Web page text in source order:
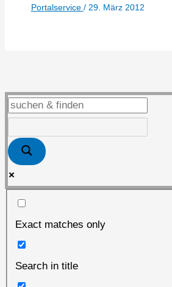
Portalservice / 29. März 2012
Exact matches only
Search in title